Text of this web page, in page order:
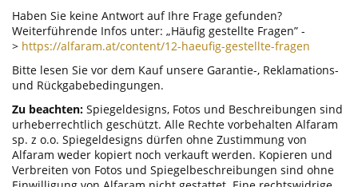
Haben Sie keine Antwort auf Ihre Frage gefunden?
Weiterführende Infos unter: „Häufig gestellte Fragen” -
> https://alfaram.at/content/12-haeufig-gestellte-fragen
Bitte lesen Sie vor dem Kauf unsere Garantie-, Reklamations-
und Rückgabebedingungen.
Zu beachten: Spiegeldesigns, Fotos und Beschreibungen sind
urheberrechtlich geschützt. Alle Rechte vorbehalten Alfaram
sp. z o.o. Spiegeldesigns dürfen ohne Zustimmung von
Alfaram weder kopiert noch verkauft werden. Kopieren und
Verbreiten von Fotos und Spiegelbeschreibungen sind ohne